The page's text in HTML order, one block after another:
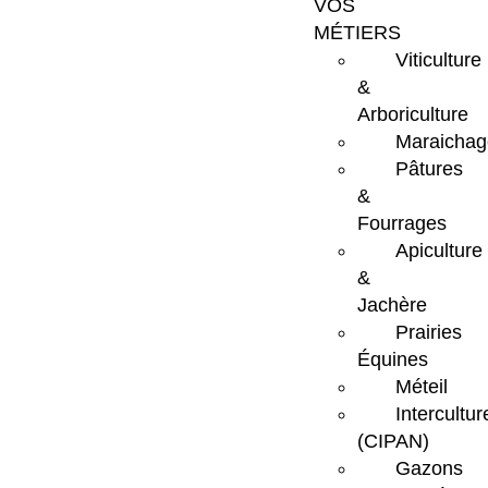
VOS
MÉTIERS
Viticulture
&
Arboriculture
Pâtures
&
Fourrages
Apiculture
&
Jachère
Prairies
Équines
Méteil
(CIPAN)
Gazons